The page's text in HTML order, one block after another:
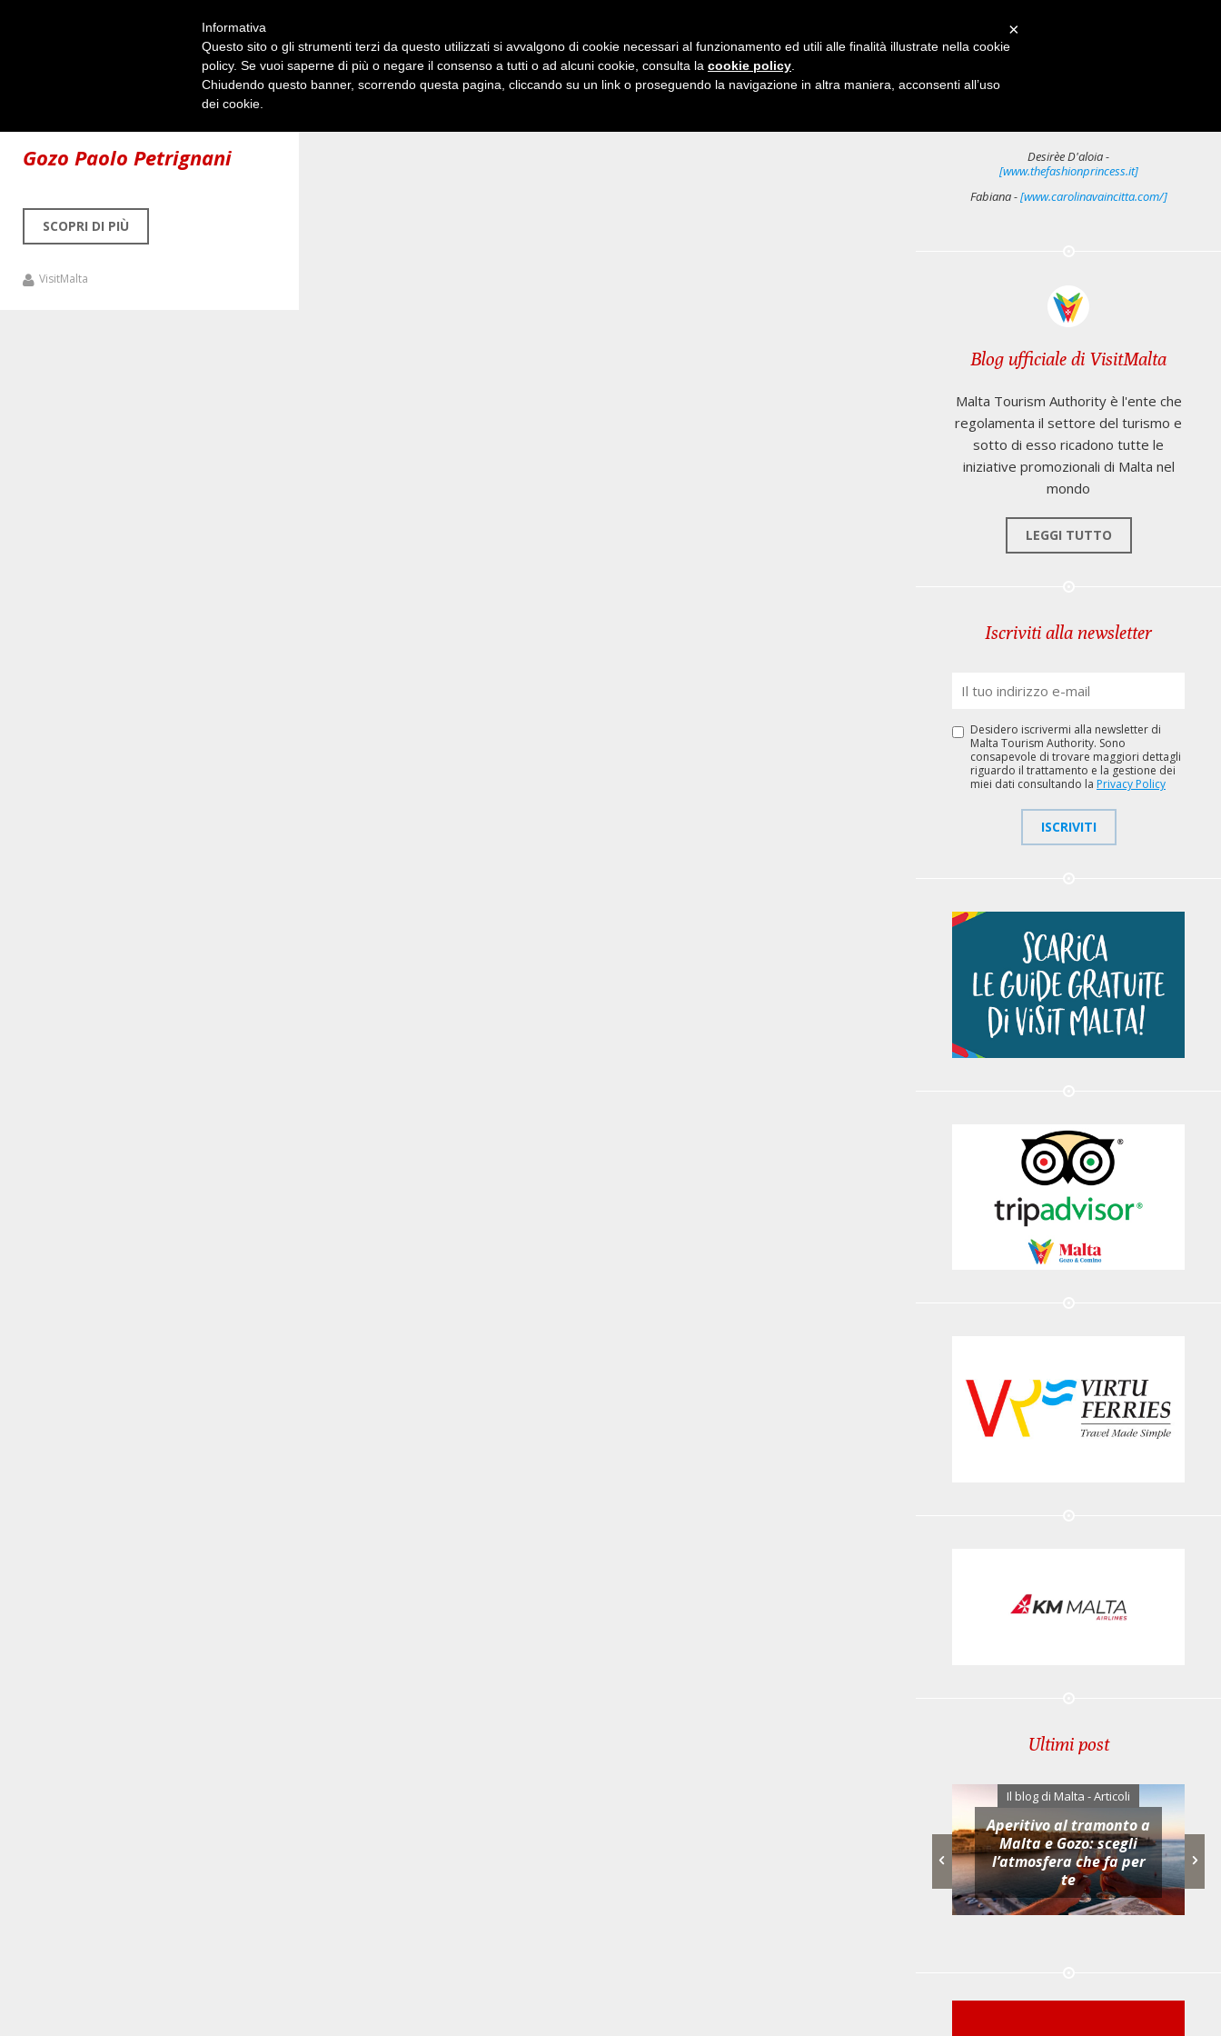
IL BLOG UFFICIALE DI VISITMALTA
News dall'arcipelago maltese
ABOUT BLOG PODCAST GUIDE GUEST WRITERS INFO DI VIAGGIO UNEXPLORED
Gozo Paolo Petrignani
SCOPRI DI PIÙ
VisitMalta
Desirèe D'aloia -
[www.thefashionprincess.it]
Fabiana -[www.carolinavaincitta.com/]
Blog ufficiale di VisitMalta
Malta Tourism Authority è l'ente che
regolamenta il settore del turismo e
sotto di esso ricadono tutte le
iniziative promozionali di Malta nel
mondo
LEGGI TUTTO
Iscriviti alla newsletter
Desidero iscrivermi alla newsletter di
Malta Tourism Authority. Sono
consapevole di trovare maggiori dettagli
riguardo il trattamento e la gestione dei
miei dati consultando la Privacy Policy
ISCRIVITI
Ultimi post
Il blog di Malta - Articoli
Aperitivo al tramonto a
Malta e Gozo: scegli
l’atmosfera che fa per
te
×
Informativa
Questo sito o gli strumenti terzi da questo utilizzati si avvalgono di cookie necessari al funzionamento ed utili alle finalità illustrate nella cookie
policy. Se vuoi saperne di più o negare il consenso a tutti o ad alcuni cookie, consulta la cookie policy
Chiudendo questo banner, scorrendo questa pagina, cliccando su un link o proseguendo la navigazione in altra maniera, acconsenti all’uso
dei cookie.